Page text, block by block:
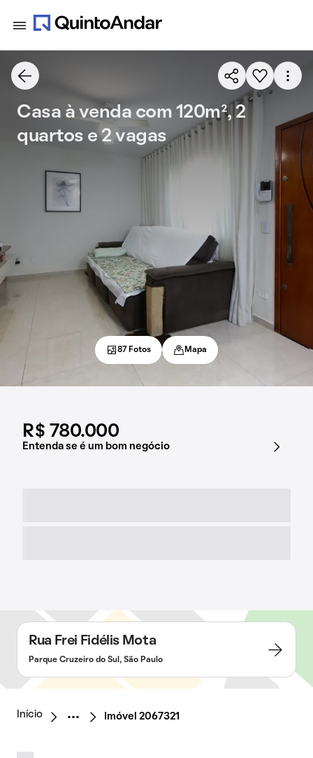
R$ 780.000
Entenda se é um bom negócio
Casa à venda com 120m², 2
quartos e 2 vagas
87 Fotos Mapa
Rua Frei Fidélis Mota
Parque Cruzeiro do Sul, São Paulo
Início Imóvel 2067321